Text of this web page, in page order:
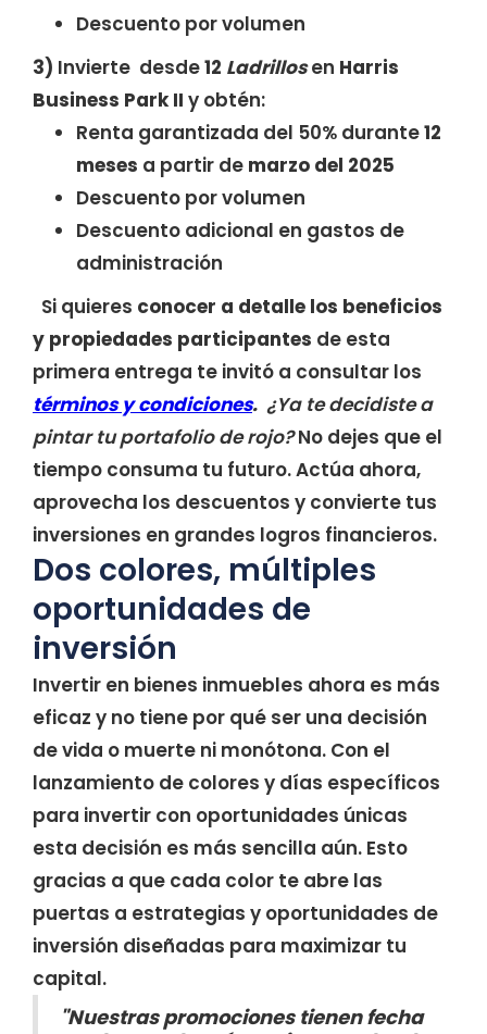
Descuento por volumen
3) Invierte desde12 Ladrillosen Harris
Business Park II y obtén:
Renta garantizada del 50% durante12
meses a partir de marzo del 2025
Descuento por volumen
Descuento adicional en gastos de
administración
Si quieres conocer a detalle los beneficios
y propiedades participantes de esta
primera entrega te invitó a consultar los
términos y condiciones. ¿Ya te decidiste a
pintar tu portafolio de rojo?No dejes que el
tiempo consuma tu futuro. Actúa ahora,
aprovecha los descuentos y convierte tus
inversiones en grandes logros financieros.
Dos colores, múltiples
oportunidades de
inversión
Invertir en bienes inmuebles ahora es más
eficaz y no tiene por qué ser una decisión
de vida o muerte ni monótona. Con el
lanzamiento de colores y días específicos
para invertir con oportunidades únicas
esta decisión es más sencilla aún. Esto
gracias a que cada color te abre las
puertas a estrategias y oportunidades de
inversión diseñadas para maximizar tu
capital.
"Nuestras promociones tienen fecha